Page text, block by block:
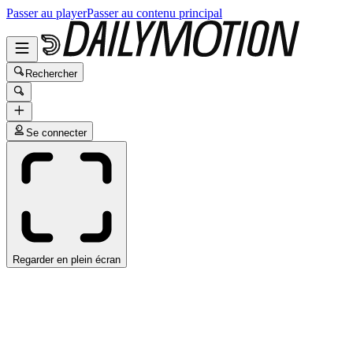
Passer au playerPasser au contenu principal
Rechercher
Se connecter
Regarder en plein écran